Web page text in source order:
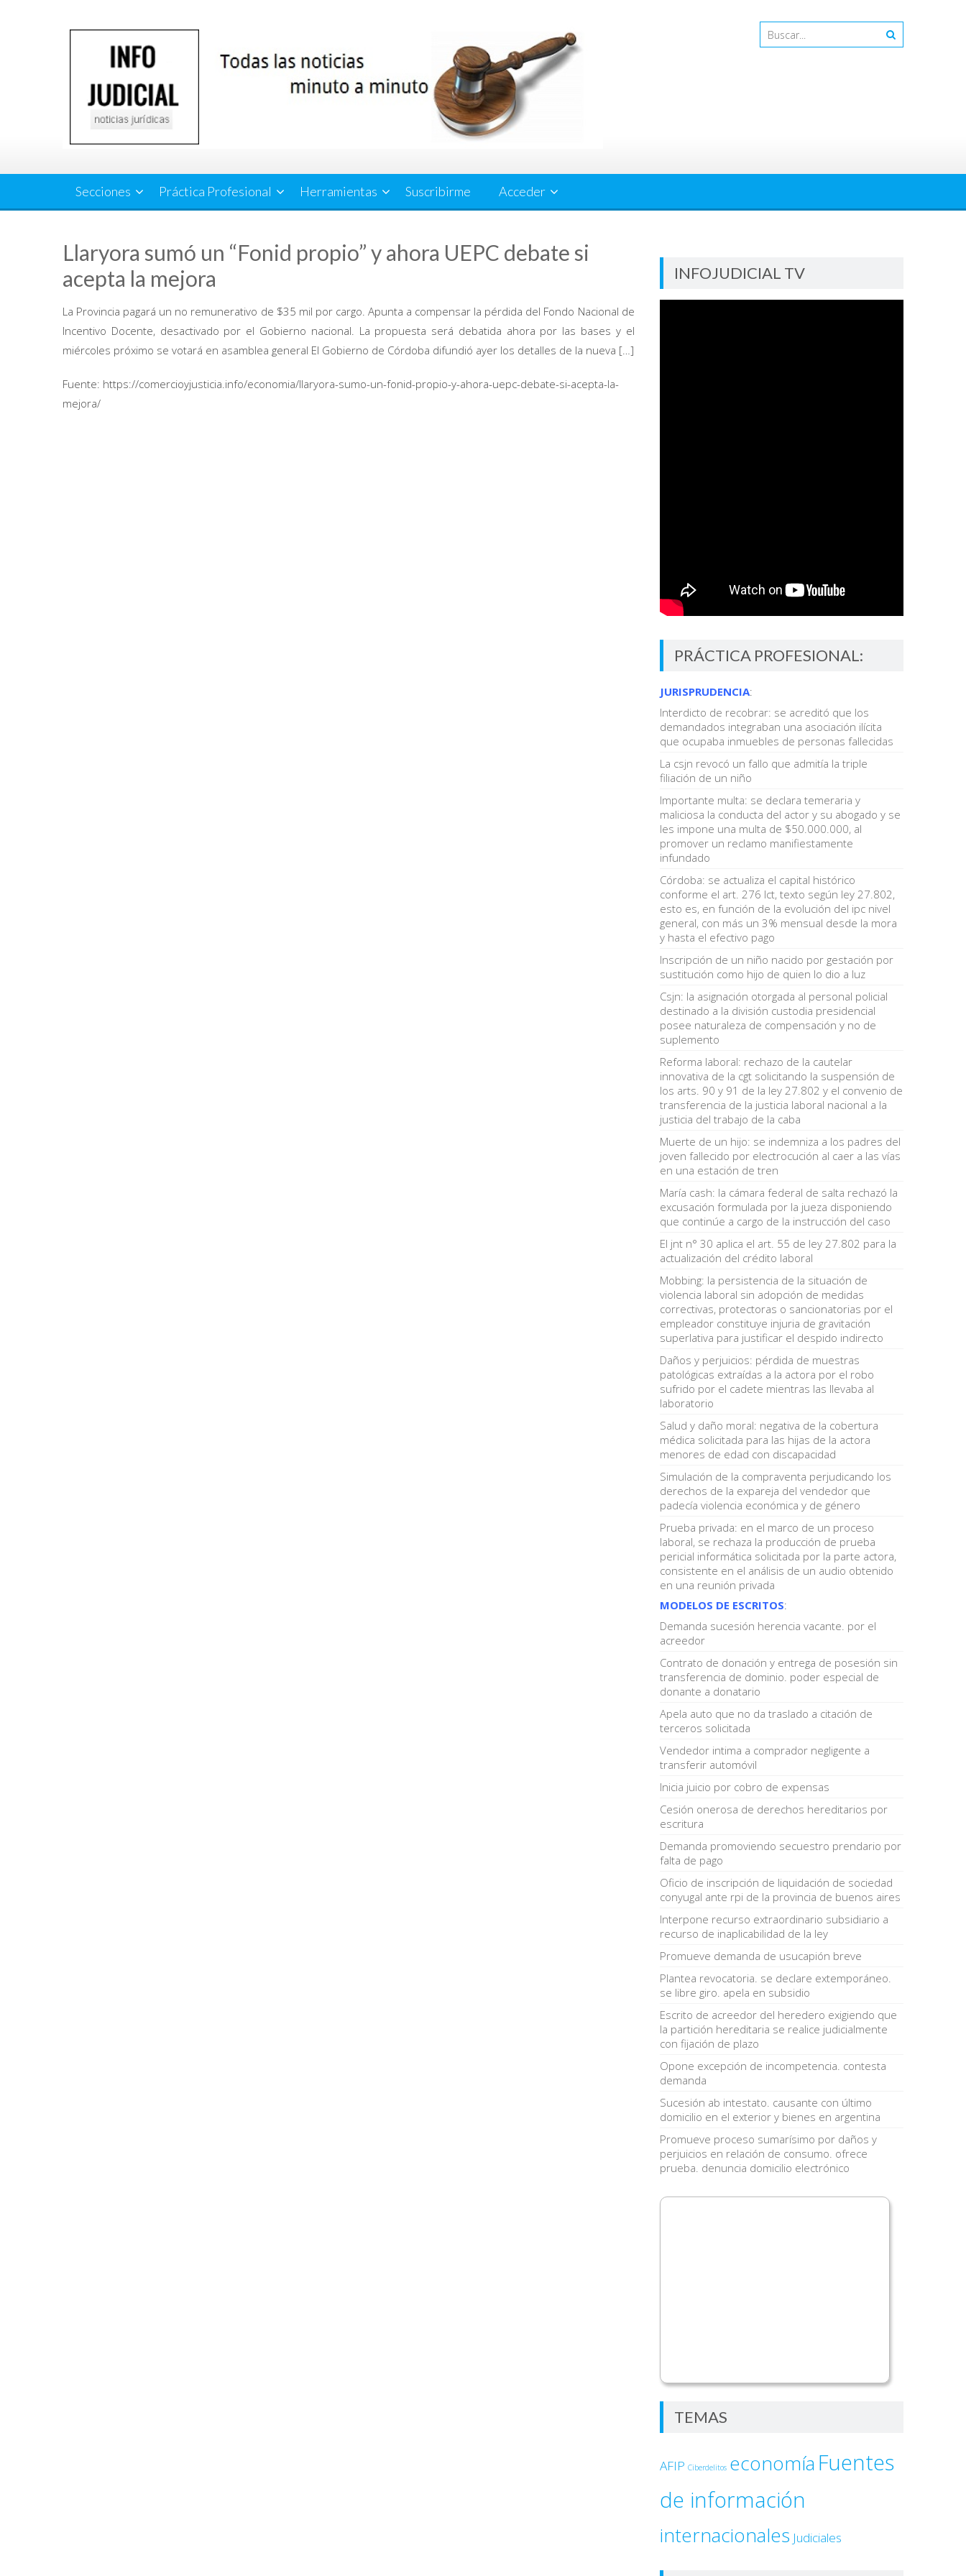
Secciones Práctica Profesional Herramientas Suscribirme Acceder
Llaryora sumó un “Fonid propio” y ahora UEPC debate si
acepta la mejora
La Provincia pagará un no remunerativo de $35 mil por cargo. Apunta a compensar la pérdida del Fondo Nacional de
Incentivo Docente, desactivado por el Gobierno nacional. La propuesta será debatida ahora por las bases y el
miércoles próximo se votará en asamblea general El Gobierno de Córdoba difundió ayer los detalles de la nueva […]
Fuente: https://comercioyjusticia.info/economia/llaryora-sumo-un-fonid-propio-y-ahora-uepc-debate-si-acepta-la-
mejora/
INFOJUDICIAL TV
PRÁCTICA PROFESIONAL:
JURISPRUDENCIA:
Interdicto de recobrar: se acreditó que los
demandados integraban una asociación ilícita
que ocupaba inmuebles de personas fallecidas
La csjn revocó un fallo que admitía la triple
filiación de un niño
Importante multa: se declara temeraria y
maliciosa la conducta del actor y su abogado y se
les impone una multa de $50.000.000, al
promover un reclamo manifiestamente
infundado
Córdoba: se actualiza el capital histórico
conforme el art. 276 lct, texto según ley 27.802,
esto es, en función de la evolución del ipc nivel
general, con más un 3% mensual desde la mora
y hasta el efectivo pago
Inscripción de un niño nacido por gestación por
sustitución como hijo de quien lo dio a luz
Csjn: la asignación otorgada al personal policial
destinado a la división custodia presidencial
posee naturaleza de compensación y no de
suplemento
Reforma laboral: rechazo de la cautelar
innovativa de la cgt solicitando la suspensión de
los arts. 90 y 91 de la ley 27.802 y el convenio de
transferencia de la justicia laboral nacional a la
justicia del trabajo de la caba
Muerte de un hijo: se indemniza a los padres del
joven fallecido por electrocución al caer a las vías
en una estación de tren
María cash: la cámara federal de salta rechazó la
excusación formulada por la jueza disponiendo
que continúe a cargo de la instrucción del caso
El jnt n° 30 aplica el art. 55 de ley 27.802 para la
actualización del crédito laboral
Mobbing: la persistencia de la situación de
violencia laboral sin adopción de medidas
correctivas, protectoras o sancionatorias por el
empleador constituye injuria de gravitación
superlativa para justificar el despido indirecto
Daños y perjuicios: pérdida de muestras
patológicas extraídas a la actora por el robo
sufrido por el cadete mientras las llevaba al
laboratorio
Salud y daño moral: negativa de la cobertura
médica solicitada para las hijas de la actora
menores de edad con discapacidad
Simulación de la compraventa perjudicando los
derechos de la expareja del vendedor que
padecía violencia económica y de género
Prueba privada: en el marco de un proceso
laboral, se rechaza la producción de prueba
pericial informática solicitada por la parte actora,
consistente en el análisis de un audio obtenido
en una reunión privada
MODELOS DE ESCRITOS:
Demanda sucesión herencia vacante. por el
acreedor
Contrato de donación y entrega de posesión sin
transferencia de dominio. poder especial de
donante a donatario
Apela auto que no da traslado a citación de
terceros solicitada
Vendedor intima a comprador negligente a
transferir automóvil
Inicia juicio por cobro de expensas
Cesión onerosa de derechos hereditarios por
escritura
Demanda promoviendo secuestro prendario por
falta de pago
Oficio de inscripción de liquidación de sociedad
conyugal ante rpi de la provincia de buenos aires
Interpone recurso extraordinario subsidiario a
recurso de inaplicabilidad de la ley
Promueve demanda de usucapión breve
Plantea revocatoria. se declare extemporáneo.
se libre giro. apela en subsidio
Escrito de acreedor del heredero exigiendo que
la partición hereditaria se realice judicialmente
con fijación de plazo
Opone excepción de incompetencia. contesta
demanda
Sucesión ab intestato. causante con último
domicilio en el exterior y bienes en argentina
Promueve proceso sumarísimo por daños y
perjuicios en relación de consumo. ofrece
prueba. denuncia domicilio electrónico
TEMAS
AFIP Ciberdelitos economía Fuentes
de información
internacionales Judiciales